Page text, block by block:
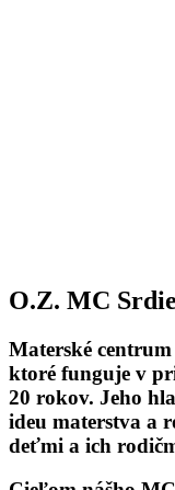
O.Z. MC
Materské
ktoré funguje v
20 rokov. Jeho
ideu materstva a
deťmi a ich